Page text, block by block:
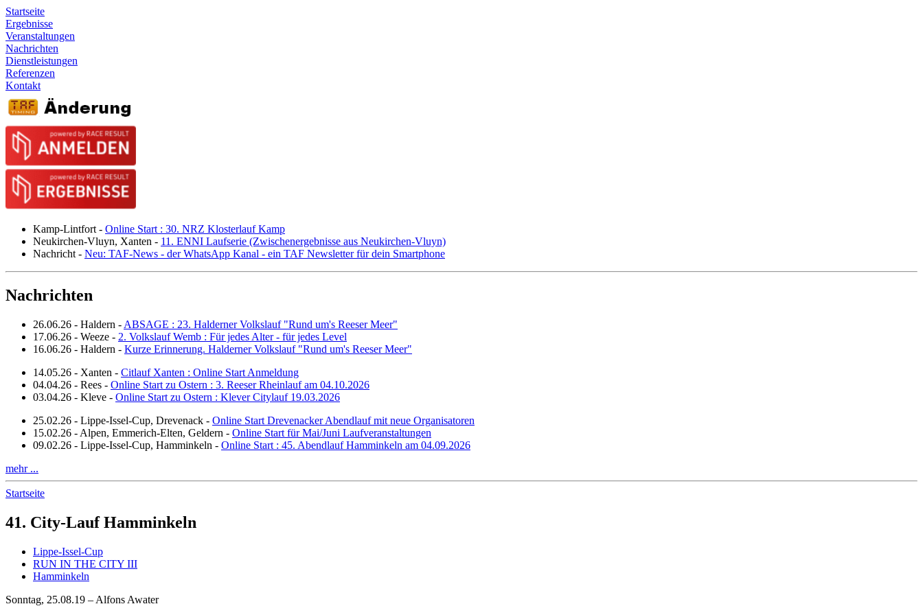
Startseite
Ergebnisse
Veranstaltungen
Nachrichten
Dienstleistungen
Referenzen
Kontakt
Kamp-Lintfort - Online Start : 30. NRZ Klosterlauf Kamp
Neukirchen-Vluyn, Xanten - 11. ENNI Laufserie (Zwischenergebnisse aus Neukirchen-Vluyn)
Nachricht - Neu: TAF-News - der WhatsApp Kanal - ein TAF Newsletter für dein Smartphone
Nachrichten
26.06.26 - Haldern - ABSAGE : 23. Halderner Volkslauf "Rund um's Reeser Meer"
17.06.26 - Weeze - 2. Volkslauf Wemb : Für jedes Alter - für jedes Level
16.06.26 - Haldern - Kurze Erinnerung. Halderner Volkslauf "Rund um's Reeser Meer"
14.05.26 - Xanten - Citlauf Xanten : Online Start Anmeldung
04.04.26 - Rees - Online Start zu Ostern : 3. Reeser Rheinlauf am 04.10.2026
03.04.26 - Kleve - Online Start zu Ostern : Klever Citylauf 19.03.2026
25.02.26 - Lippe-Issel-Cup, Drevenack - Online Start Drevenacker Abendlauf mit neue Organisatoren
15.02.26 - Alpen, Emmerich-Elten, Geldern - Online Start für Mai/Juni Laufveranstaltungen
09.02.26 - Lippe-Issel-Cup, Hamminkeln - Online Start : 45. Abendlauf Hamminkeln am 04.09.2026
mehr ...
Startseite
41. City-Lauf Hamminkeln
Lippe-Issel-Cup
RUN IN THE CITY III
Hamminkeln
Sonntag, 25.08.19 – Alfons Awater